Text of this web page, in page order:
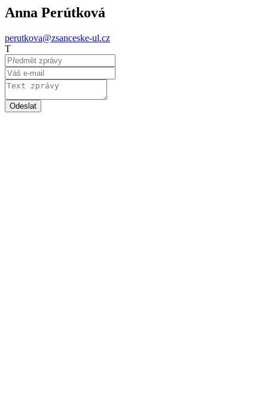
Anna Perútková
perutkova@zsanceske-ul.cz
T
Odeslat